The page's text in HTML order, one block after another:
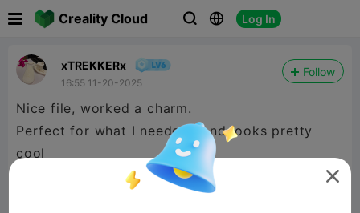
Creality Cloud   Log In
xTREKKERx
16:55 11-20-2025
Follow
Nice file, worked a charm.
Perfect for what I needed , and looks pretty
cool
